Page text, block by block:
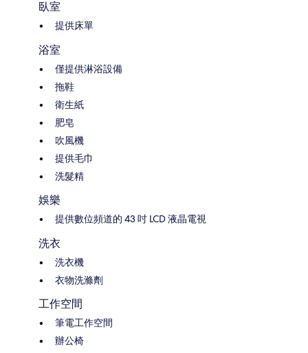
臥室
提供床單
浴室
僅提供淋浴設備
拖鞋
衛生紙
肥皂
吹風機
提供毛巾
洗髮精
娛樂
提供數位頻道的 43 吋 LCD 液晶電視
洗衣
洗衣機
衣物洗滌劑
工作空間
筆電工作空間
辦公椅